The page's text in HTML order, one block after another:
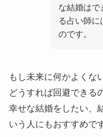
な結婚はで
る占い師に
のです。
もし未来に何かよくな
どうすれば回避できる
幸せな結婚をしたい、
いう人にもおすすめで